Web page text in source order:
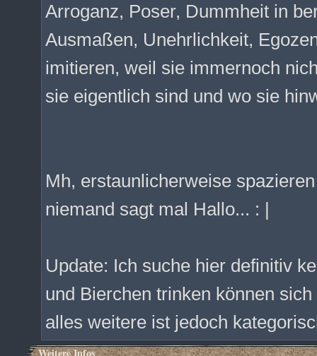
Arroganz, Poser, Dummheit in
Ausmaßen, Unehrlichkeit,
imitieren, weil sie immernoch
sie eigentlich sind und wo sie
Mh, erstaunlicherweise
niemand sagt mal Hallo... : |
Update: Ich suche hier definitiv
und Bierchen trinken können
alles weitere ist jedoch
Weitere Infos